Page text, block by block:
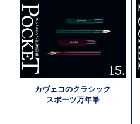
カヴェコのクラシック
スポーツ万年筆